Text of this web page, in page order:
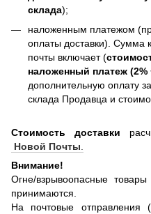
склада);
наложенным платежом
оплаты доставки). Сумма
почты включает (
наложенный платеж (2%
дополнительную оплату
склада Продавца и
Стоимость доставки
Новой Почты.
Внимание!
Огне/взрывоопасные
принимаются.
На почтовые отправления